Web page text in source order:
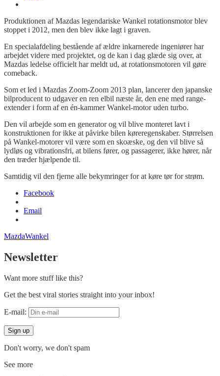
Produktionen af Mazdas legendariske Wankel rotationsmotor blev
stoppet i 2012, men den blev ikke lagt i graven.
En specialafdeling bestående af ældre inkarnerede ingeniører har
arbejdet videre med projektet, og de kan i dag glæde sig over, at
Mazdas ledelse officielt har meldt ud, at rotationsmotoren vil gøre
comeback.
Som et led i Mazdas Zoom-Zoom 2013 plan, lancerer den japanske
bilproducent to udgaver en ren elbil næste år, den ene med range-
extender i form af en én-kammer Wankel-motor uden turbo.
Den vil arbejde som en generator og vil blive monteret lavt i
konstruktionen for ikke at påvirke bilen køreregenskaber. Størrelsen
på Wankel-motorer vil være som en skoæske, og den vil blive så
lydløs og vibrationsfri, at bilens fører, og passagerer, ikke hører, når
den træder hjælpende til.
Samtidig vil den fjerne alle bekymringer for at køre tør for strøm.
Facebook
Email
MazdaWankel
Newsletter
Want more stuff like this?
Get the best viral stories straight into your inbox!
E-mail:
Don't worry, we don't spam
See more